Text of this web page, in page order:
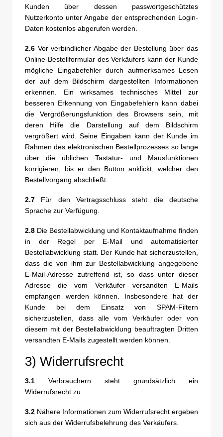
Kunden über dessen passwortgeschütztes
Nutzerkonto unter Angabe der entsprechenden Login-
Daten kostenlos abgerufen werden.
2.6 Vor verbindlicher Abgabe der Bestellung über das
Online-Bestellformular des Verkäufers kann der Kunde
mögliche Eingabefehler durch aufmerksames Lesen
der auf dem Bildschirm dargestellten Informationen
erkennen. Ein wirksames technisches Mittel zur
besseren Erkennung von Eingabefehlern kann dabei
die Vergrößerungsfunktion des Browsers sein, mit
deren Hilfe die Darstellung auf dem Bildschirm
vergrößert wird. Seine Eingaben kann der Kunde im
Rahmen des elektronischen Bestellprozesses so lange
über die üblichen Tastatur- und Mausfunktionen
korrigieren, bis er den Button anklickt, welcher den
Bestellvorgang abschließt.
2.7 Für den Vertragsschluss steht die deutsche
Sprache zur Verfügung.
2.8 Die Bestellabwicklung und Kontaktaufnahme finden
in der Regel per E-Mail und automatisierter
Bestellabwicklung statt. Der Kunde hat sicherzustellen,
dass die von ihm zur Bestellabwicklung angegebene
E-Mail-Adresse zutreffend ist, so dass unter dieser
Adresse die vom Verkäufer versandten E-Mails
empfangen werden können. Insbesondere hat der
Kunde bei dem Einsatz von SPAM-Filtern
sicherzustellen, dass alle vom Verkäufer oder von
diesem mit der Bestellabwicklung beauftragten Dritten
versandten E-Mails zugestellt werden können.
3) Widerrufsrecht
3.1 Verbrauchern steht grundsätzlich ein
Widerrufsrecht zu.
3.2 Nähere Informationen zum Widerrufsrecht ergeben
sich aus der Widerrufsbelehrung des Verkäufers.